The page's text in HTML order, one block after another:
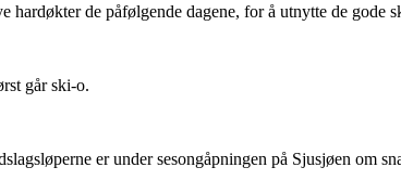
hardøkter de påfølgende dagene, for å utnytte de gode
går ski-o.
er under sesongåpningen på Sjusjøen om